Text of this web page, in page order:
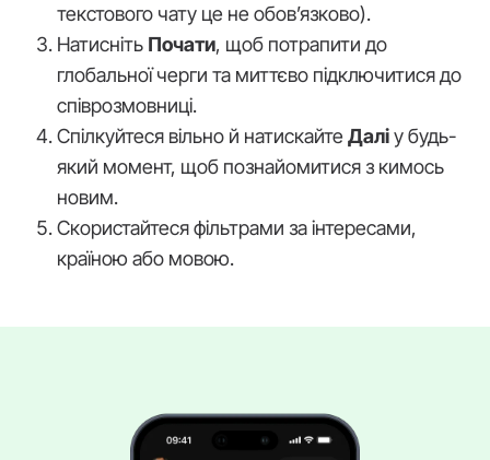
текстового чату це не обов’язково).
Натисніть Почати, щоб потрапити до
глобальної черги та миттєво підключитися до
співрозмовниці.
Спілкуйтеся вільно й натискайте Даліу будь-
який момент, щоб познайомитися з кимось
новим.
Скористайтеся фільтрами за інтересами,
країною або мовою.